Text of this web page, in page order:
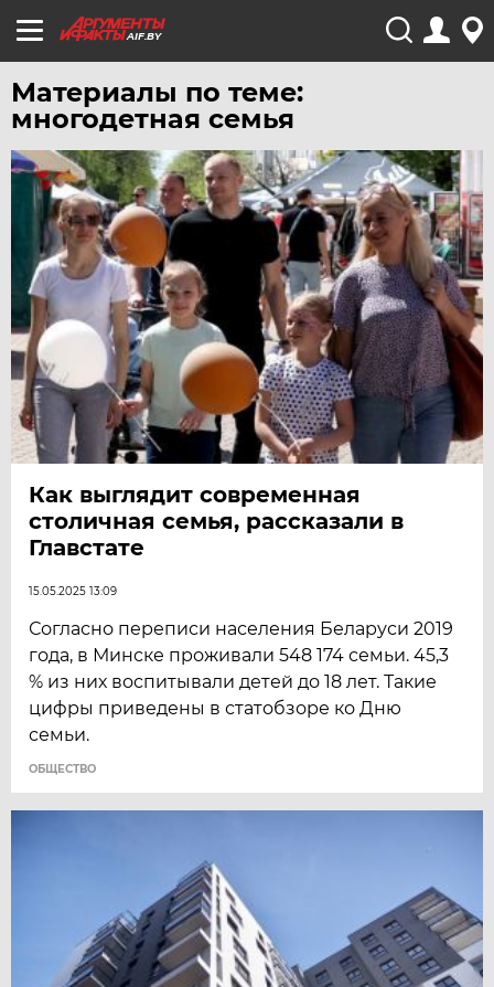
AIF.BY
Материалы по теме:
многодетная семья
Как выглядит современная
столичная семья, рассказали в
Главстате
15.05.2025 13:09
Согласно переписи населения Беларуси 2019
года, в Минске проживали 548 174 семьи. 45,3
% из них воспитывали детей до 18 лет. Такие
цифры приведены в статобзоре ко Дню
семьи.
ОБЩЕСТВО